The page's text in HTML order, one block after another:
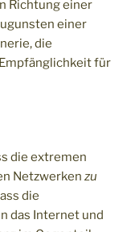
Richtung einer
einer
die
für
die extremen
Netzwerken zu
die
das Internet und